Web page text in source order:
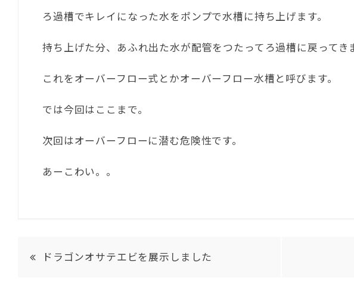
ろ過槽でキレイになった水をポンプで水槽に持ち上げます。
持ち上げた分、あふれ出た水が配管をつたってろ過槽に戻ってき
これをオーバーフロー式とかオーバーフロー水槽と呼びます。
では今回はここまで。
次回はオーバーフローに潜む危険性です。
あーこわい。。
ドラゴンオサテエビを展示しました